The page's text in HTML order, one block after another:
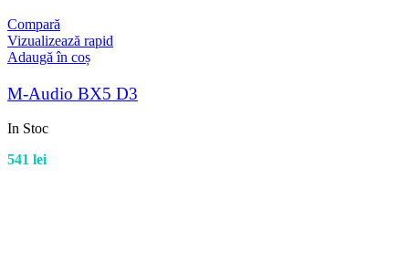
Compară
Vizualizează rapid
Adaugă în coș
M-Audio BX5 D3
In Stoc
541 lei